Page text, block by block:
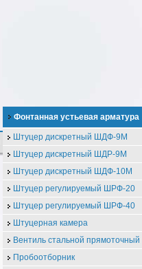
СЕРТИФИКАТЫ
Фонтанная устьевая арматура
Штуцер дискретный ШДФ-9М
Штуцер дискретный ШДР-9М
Штуцер дискретный ШДФ-10М
Штуцер регулируемый ШРФ-20
Штуцер регулируемый ШРФ-40
Штуцерная камера
Вентиль стальной
Пробоотборник